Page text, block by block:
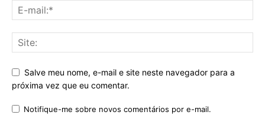
Salve meu nome, e-mail e site neste navegador para a
próxima vez que eu comentar.
Notifique-me sobre novos comentários por e-mail.